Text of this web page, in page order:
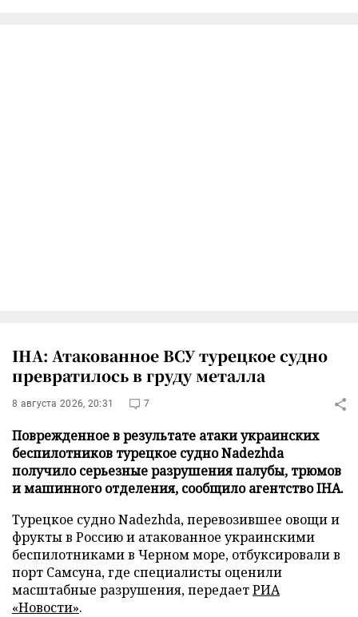
IHA: Атакованное ВСУ турецкое судно
превратилось в груду металла
8 августа 2026, 20:31 7
Поврежденное в результате атаки украинских
беспилотников турецкое судно Nadezhda
получило серьезные разрушения палубы, трюмов
и машинного отделения, сообщило агентство IHA.
Турецкое судно Nadezhda, перевозившее овощи и
фрукты в Россию и атакованное украинскими
беспилотниками в Черном море, отбуксировали в
порт Самсуна, где специалисты оценили
масштабные разрушения, передаетРИА
«Новости».